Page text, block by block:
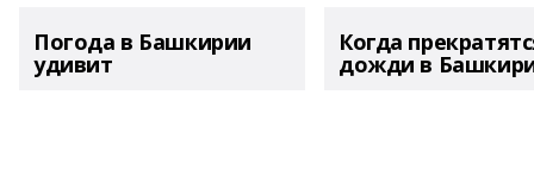
Погода в Башкирии
удивит
Когда
дожди в